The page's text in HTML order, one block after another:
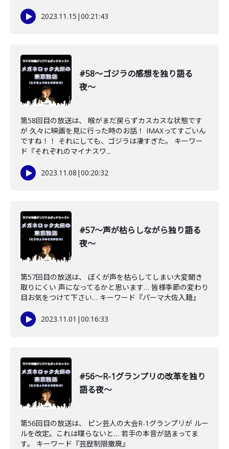
2023.11.15 |00:21:43
#58〜ゴジラの感想を独り語る
夜〜
第58回目の放送は、 喉がまだ戻らずカスカスな状態です
が 久々に映画を見に行った時のお話！ IMAXってすごいん
ですね！！ それにしても、ゴジラは凄すぎた。 キーワー
ド『それぞれのマイナスワ...
2023.11.08 |00:20:32
#57〜声が枯らしながら独り語る
夜〜
第57回目の放送は、 ぼくが声を枯らしてしまい大変聞き
取りにくい 声になってるかと思います… 皆様季節の変わり
目お気をつけて下さい… キーワード『パーマ大佐入籍』
2023.11.01 |00:16:33
#56〜R-1グランプリの改革を独り
語る夜〜
第56回目の放送は、 ピン芸人の大会R-1グランプリが ルー
ルを改定。これは喋らないと… 若手の本音が詰まってま
す。 キーワード『芸歴制限撤廃』